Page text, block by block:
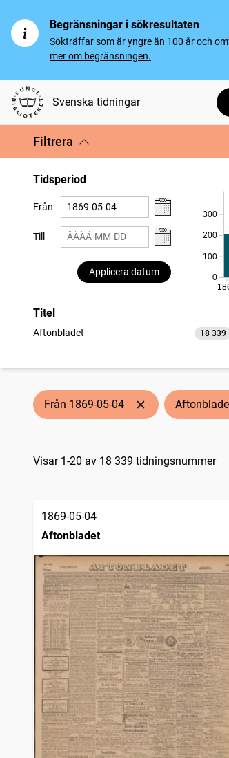
Begränsningar i sökresultaten
Sökträffar som är yngre än 100 år och
mer om begränsningen.
Svenska tidningar
Filtrera
Tidsperiod
Från
Till
Applicera datum
0
100
200
300
Titel
Aftonbladet 18 339
träffar
Från 1869-05-04
Sökresultat
Visar 1-20 av 18 339 tidningsnummer
1869-05-04
Aftonbladet